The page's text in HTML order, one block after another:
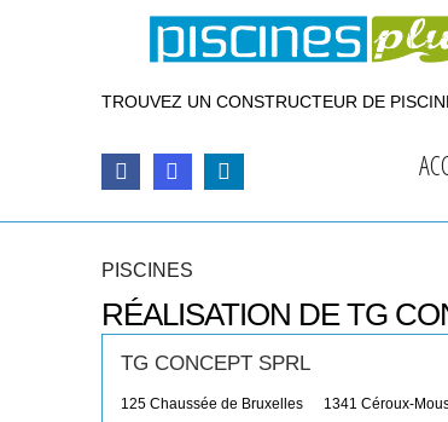
TROUVEZ UN CONSTRUCTEUR DE
PISCINES
RÉALISATION DE TG
TG CONCEPT SPRL
125 Chaussée de Bruxelles 1341 Céroux-